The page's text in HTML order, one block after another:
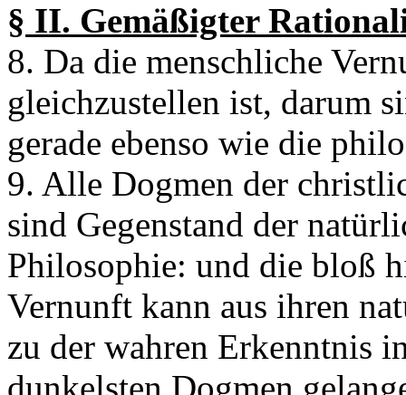
§ II. Gemäßigter
8. Da die menschliche
gleichzustellen ist, darum
gerade ebenso wie die
9. Alle Dogmen der
sind Gegenstand der
Philosophie: und die bloß
Vernunft kann aus ihren
zu der wahren Erkenntnis